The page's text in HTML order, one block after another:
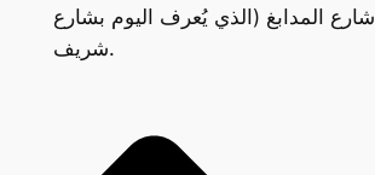
في 25 شارع المدابغ (الذي يُعرف اليوم بشارع
شريف.